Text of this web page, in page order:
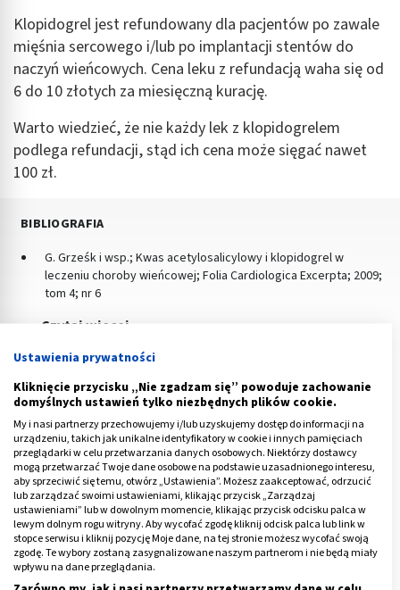
Klopidogrel jest refundowany dla pacjentów po zawale
mięśnia sercowego i/lub po implantacji stentów do
naczyń wieńcowych. Cena leku z refundacją waha się od
6 do 10 złotych za miesięczną kurację.
Warto wiedzieć, że nie każdy lek z klopidogrelem
podlega refundacji, stąd ich cena może sięgać nawet
100 zł.
BIBLIOGRAFIA
G. Grześk i wsp.; Kwas acetylosalicylowy i klopidogrel w
leczeniu choroby wieńcowej; Folia Cardiologica Excerpta; 2009;
tom 4; nr 6
Czytaj więcej
ARTYKUŁ NAPISANY PRZEZ
MGR FARM. WOJCIECH
ZIÓŁKOWSKI
Magister farmacji. Pracuje w aptece ogólnodostępnej oraz
kieruje Działem Farmacji Centrum Okulistycznego. Aktywny
członek samorządu aptekarskiego W czasie siedmioletniej
pracy zawodowej rozwiązał nieskończoną ilość problemów z
Ustawienia prywatności
Kliknięcie przycisku „Nie zgadzam się” powoduje zachowanie
domyślnych ustawień tylko niezbędnych plików cookie.
My i nasi partnerzy przechowujemy i/lub uzyskujemy dostęp do informacji na
urządzeniu, takich jak unikalne identyfikatory w cookie i innych pamięciach
przeglądarki w celu przetwarzania danych osobowych. Niektórzy dostawcy
mogą przetwarzać Twoje dane osobowe na podstawie uzasadnionego interesu,
aby sprzeciwić się temu, otwórz „Ustawienia”. Możesz zaakceptować, odrzucić
lub zarządzać swoimi ustawieniami, klikając przycisk „Zarządzaj
ustawieniami” lub w dowolnym momencie, klikając przycisk odcisku palca w
lewym dolnym rogu witryny. Aby wycofać zgodę kliknij odcisk palca lub link w
stopce serwisu i kliknij pozycję Moje dane, na tej stronie możesz wycofać swoją
zgodę. Te wybory zostaną zasygnalizowane naszym partnerom i nie będą miały
wpływu na dane przeglądania.